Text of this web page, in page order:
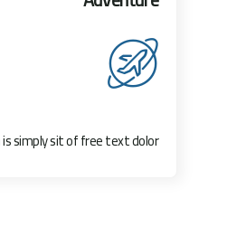
Lorem ipsum is simply sit of